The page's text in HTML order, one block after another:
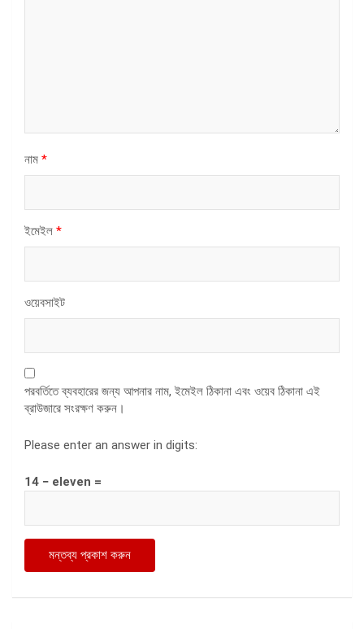
নাম *
ইমেইল *
ওয়েবসাইট
পরবর্তিতে ব্যবহারের জন্য আপনার নাম, ইমেইল ঠিকানা এবং ওয়েব ঠিকানা এই
ব্রাউজারে সংরক্ষণ করুন।
Please enter an answer in digits:
14 − eleven =